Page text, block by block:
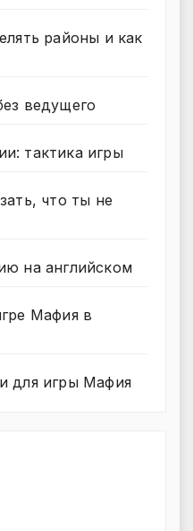
районы и как
ведущего
тактика игры
что ты не
на английском
Мафия в
для игры Мафия